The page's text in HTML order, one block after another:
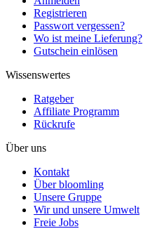
Registrieren
Passwort vergessen?
Wo ist meine Lieferung?
Gutschein einlösen
Wissenswertes
Ratgeber
Affiliate Programm
Rückrufe
Über uns
Kontakt
Über bloomling
Unsere Gruppe
Wir und unsere Umwelt
Freie Jobs